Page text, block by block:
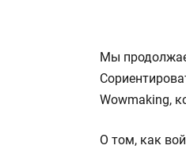
Мы
Wowmaking,
О том, как